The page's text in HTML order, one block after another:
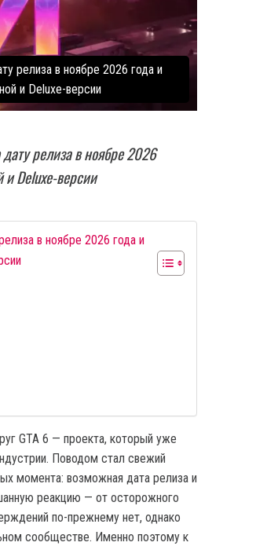
релиза в ноябре 2026 года и
и Deluxe-версии
релиза в ноябре 2026
и Deluxe-версии
в ноябре 2026 года и
GTA 6 — проекта, который уже
Поводом стал свежий
момента: возможная дата релиза и
реакцию — от осторожного
по-прежнему нет, однако
сообществе. Именно поэтому к